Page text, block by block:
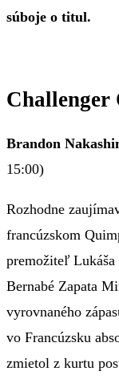
súboje o titul.
Brandon
15:00)
Rozhodne
francúzskom
premožiteľ
Bernabé Zapata
vyrovnaného
vo Francúzsku
zmietol z kurtu